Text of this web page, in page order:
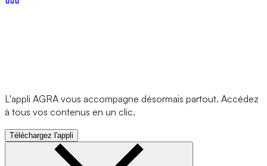
L'appli AGRA vous accompagne désormais partout. Accédez
à tous vos contenus en un clic.
Téléchargez l'appli